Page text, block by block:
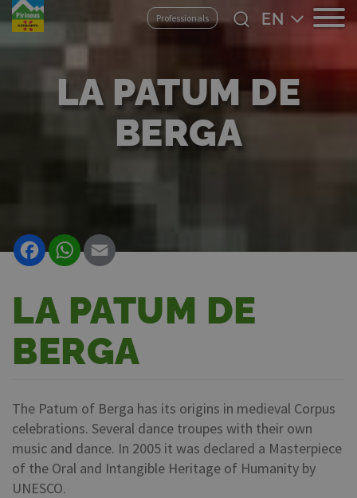
Skip
to
main
Professionals
Select
your
language
LA PATUM DE
BERGA
FacebookWhatsApp
LA PATUM DE
BERGA
The Patum of Berga has its origins in medieval Corpus
celebrations. Several dance troupes with their own
music and dance. In 2005 it was declared a Masterpiece
of the Oral and Intangible Heritage of Humanity by
UNESCO.